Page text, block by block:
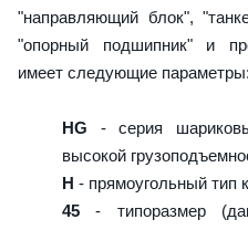
"направляющий блок",
"опорный подшипник" и
имеет следующие параметры:
HG - серия
высокой
H - прямоугольный тип
45 - типоразмер